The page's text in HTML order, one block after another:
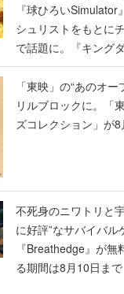
『球ひろい
シュリストをもとに
で話題に。『キング
チェコのプロ野球選
「東映」の“あのオ
リルブロックに。「
ズコレクション」が
不死身のニワトリと
に好評”なサバイバル
『Breathedge』が無
る期間は8月10日まで